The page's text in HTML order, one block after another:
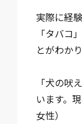
実際に経
「タバコ
とがわか
「犬の吠
います。
女性）